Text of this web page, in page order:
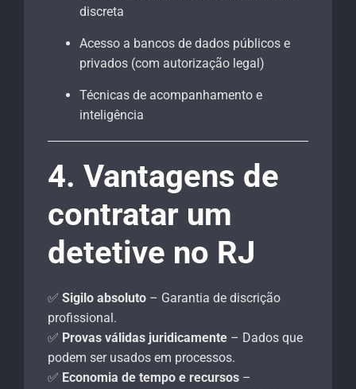
discreta
Acesso a bancos de dados públicos e
privados (com autorização legal)
Técnicas de acompanhamento e
inteligência
4. Vantagens de
contratar um
detetive no RJ
✅ Sigilo absoluto – Garantia de discrição
profissional.
✅ Provas válidas juridicamente – Dados que
podem ser usados em processos.
✅ Economia de tempo e recursos –